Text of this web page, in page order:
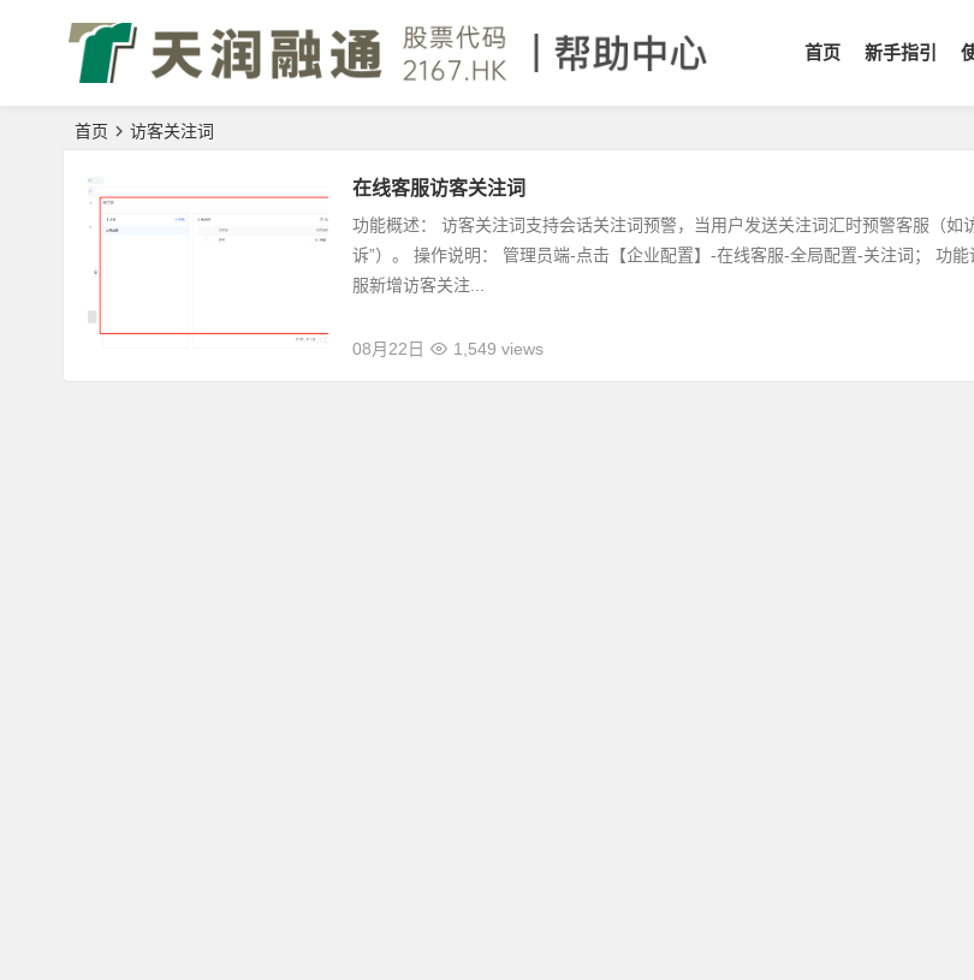
首页 新手指引
首页 访客关注词
在线客服访客关注词
功能概述： 访客关注词支持会话关注词预警，当用户发送关注词汇时预警客服（如
诉”）。 操作说明： 管理员端-点击【企业配置】-在线客服-全局配置-关注词； 功
服新增访客关注...
08月22日 1,549 views